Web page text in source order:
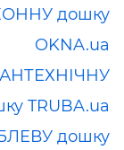
дошку
OKNA.ua
TRUBA.ua
дошку